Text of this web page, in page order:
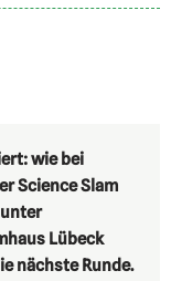
wie bei
Science Slam
Lübeck
nächste Runde.